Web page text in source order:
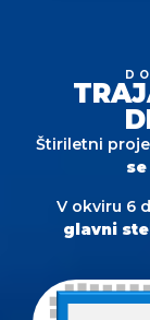
Štiriletni
V okviru 6
glavni